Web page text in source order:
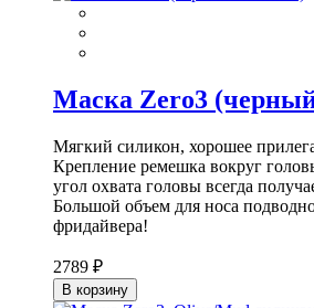
Маска Zero3
Мягкий силикон, хорошее
Крепление ремешка вокруг
угол охвата головы всегда
Большой объем для носа
фридайвера!
2789 ₽
В корзину